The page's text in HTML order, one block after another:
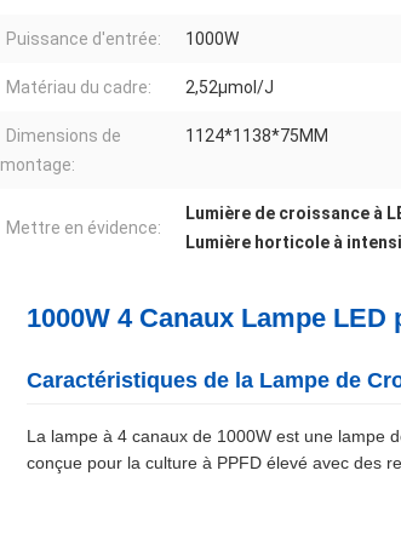
Puissance d'entrée: 1000W
Matériau du cadre: 2,52µmol/J
Dimensions de
montage:
1124*1138*75MM
Mettre en évidence:
Lumière de croissance à
Lumière horticole à
1000W 4 Canaux Lampe LED
Caractéristiques de la Lampe de
La lampe à 4 canaux de 1000W est une lampe
conçue pour la culture à PPFD élevé avec des